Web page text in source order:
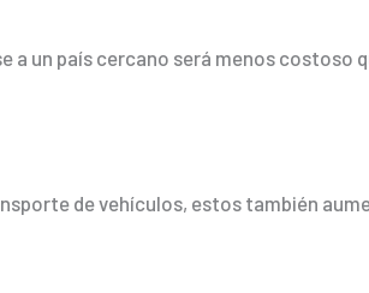
un país cercano será menos costoso
de vehículos, estos también